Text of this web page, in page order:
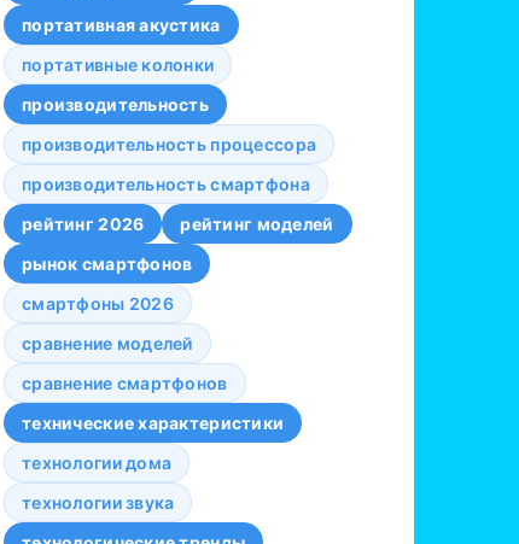
портативная акустика
портативные колонки
производительность
производительность процессора
производительность смартфона
рейтинг 2026
рейтинг моделей
рынок смартфонов
смартфоны 2026
сравнение моделей
сравнение смартфонов
технические характеристики
технологии дома
технологии звука